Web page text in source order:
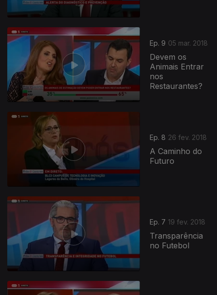
Ep. 9 05 mar. 2018
Devem os
Animais Entrar
nos
Restaurantes?
Ep. 8 26 fev. 2018
A Caminho do
Futuro
Ep. 7 19 fev. 2018
Transparência
no Futebol